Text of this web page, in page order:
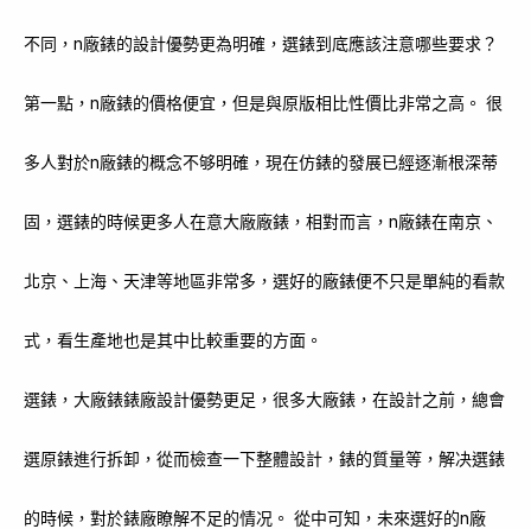
不同，n廠錶的設計優勢更為明確，選錶到底應該注意哪些要求？
第一點，n廠錶的價格便宜，但是與原版相比性價比非常之高。 很
多人對於n廠錶的概念不够明確，現在仿錶的發展已經逐漸根深蒂
固，選錶的時候更多人在意大廠廠錶，相對而言，n廠錶在南京、
北京、上海、天津等地區非常多，選好的廠錶便不只是單純的看款
式，看生產地也是其中比較重要的方面。
選錶，大廠錶錶廠設計優勢更足，很多大廠錶，在設計之前，總會
選原錶進行拆卸，從而檢查一下整體設計，錶的質量等，解决選錶
的時候，對於錶廠瞭解不足的情况。 從中可知，未來選好的n廠